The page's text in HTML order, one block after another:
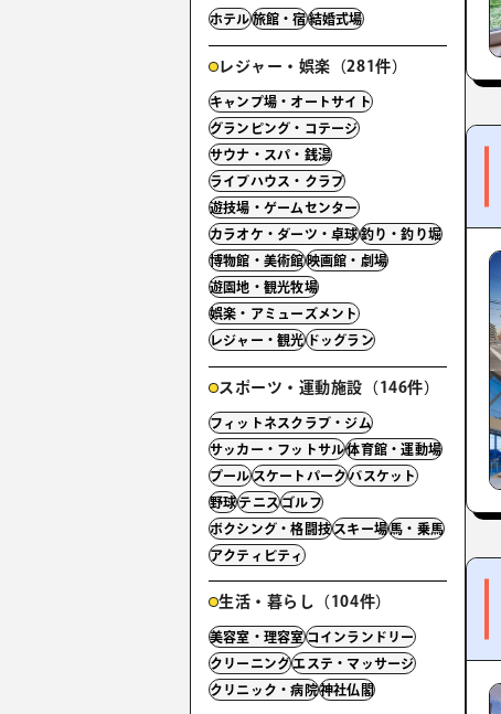
ホテル旅館・宿結婚式場
レジャー・娯楽（281件）
キャンプ場・オートサイト
グランピング・コテージ
サウナ・スパ・銭湯
ライブハウス・クラブ
遊技場・ゲームセンター
カラオケ・ダーツ・卓球釣り・釣り堀
博物館・美術館映画館・劇場
遊園地・観光牧場
娯楽・アミューズメント
レジャー・観光ドッグラン
スポーツ・運動施設（146件）
フィットネスクラブ・ジム
サッカー・フットサル体育館・運動場
プールスケートパークバスケット
野球テニスゴルフ
ボクシング・格闘技スキー場馬・乗馬
アクティビティ
生活・暮らし（104件）
美容室・理容室コインランドリー
クリーニングエステ・マッサージ
クリニック・病院神社仏閣